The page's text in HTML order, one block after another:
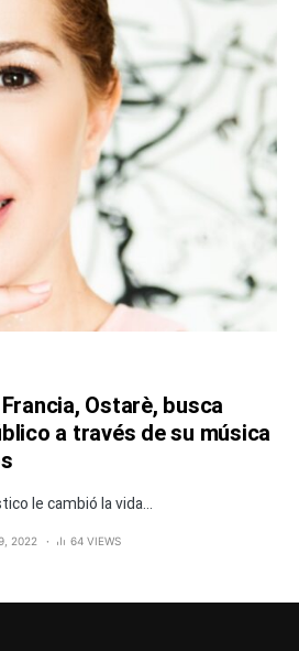
Ostarè, busca
a través de su música
le cambió la vida...
2022 64 VIEWS